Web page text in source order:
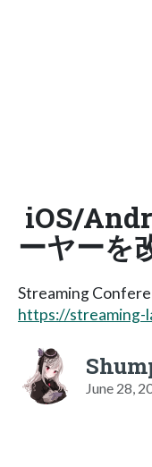
iOS/
ーヤーを
Streaming
https://streaming-
June 28,